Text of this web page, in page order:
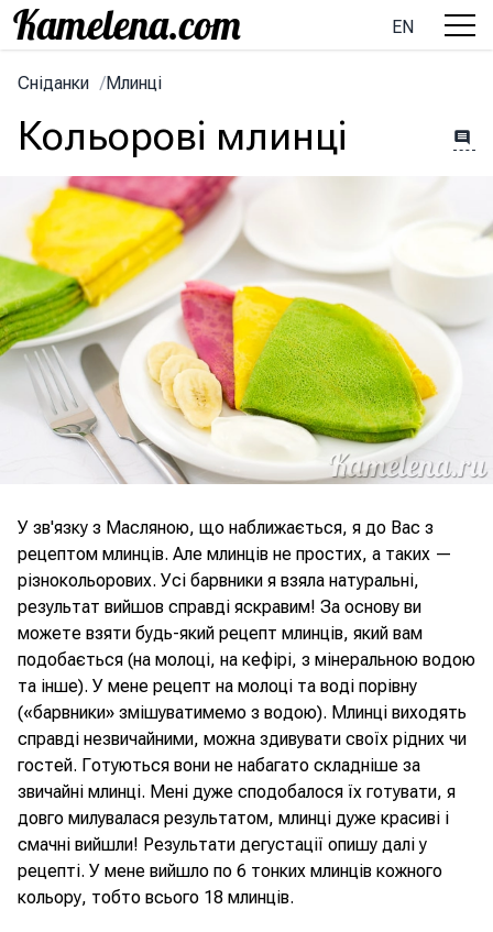
EN
Сніданки /Млинці
Кольорові млинці
У зв'язку з Масляною, що наближається, я до Вас з
рецептом млинців. Але млинців не простих, а таких —
різнокольорових. Усі барвники я взяла натуральні,
результат вийшов справді яскравим! За основу ви
можете взяти будь-який рецепт млинців, який вам
подобається (на молоці, на кефірі, з мінеральною водою
та інше). У мене рецепт на молоці та воді порівну
(«барвники» змішуватимемо з водою). Млинці виходять
справді незвичайними, можна здивувати своїх рідних чи
гостей. Готуються вони не набагато складніше за
звичайні млинці. Мені дуже сподобалося їх готувати, я
довго милувалася результатом, млинці дуже красиві і
смачні вийшли! Результати дегустації опишу далі у
рецепті. У мене вийшло по 6 тонких млинців кожного
кольору, тобто всього 18 млинців.